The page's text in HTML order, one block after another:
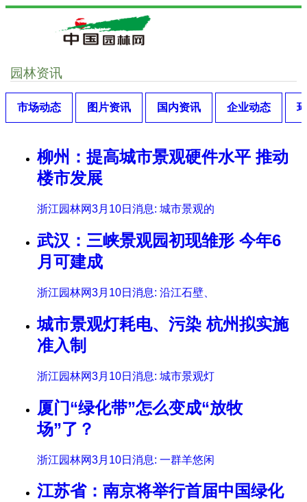
园林资讯
市场动态 图片资讯 国内资讯 企业动态
柳州：提高城市景观硬件水平 推动
楼市发展
浙江园林网3月10日消息: 城市景观的
武汉：三峡景观园初现雏形 今年6
月可建成
浙江园林网3月10日消息: 沿江石壁、
城市景观灯耗电、污染 杭州拟实施
准入制
浙江园林网3月10日消息: 城市景观灯
厦门“绿化带”怎么变成“放牧
场”了？
浙江园林网3月10日消息: 一群羊悠闲
江苏省：南京将举行首届中国绿化